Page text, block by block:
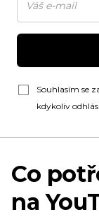
Souhlasím se
kdykoliv
Co
na